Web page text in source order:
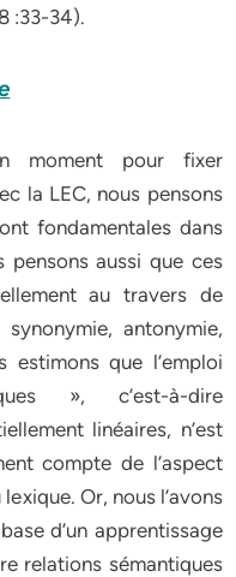
:33-34).
moment pour fixer
la LEC, nous pensons
fondamentales dans
pensons aussi que ces
au travers de
antonymie,
estimons que l’emploi
», c’est-à-dire
linéaires, n’est
compte de l’aspect
Or, nous l’avons
d’un apprentissage
relations sémantiques